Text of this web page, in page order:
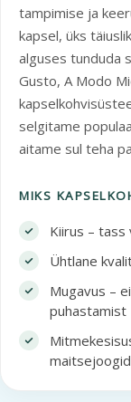
tampimise ja
kapsel, üks
alguses tunduda
Gusto, A Modo
selgitame
aitame sul teha
MIKS
Kiirus – tass
Ühtlane
Mugavus –
puhastamist